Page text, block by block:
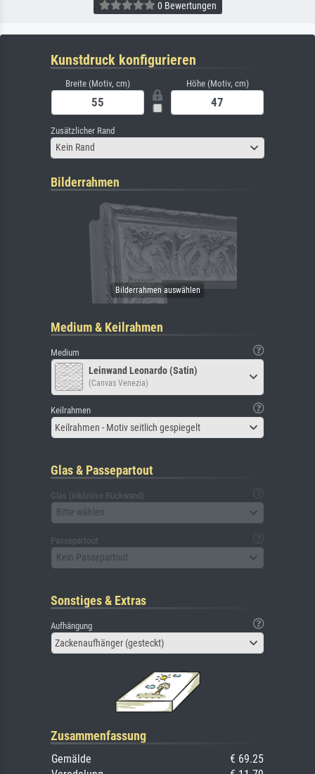
0 Bewertungen
Kunstdruck konfigurieren
Breite (Motiv, cm) Höhe (Motiv, cm)
Zusätzlicher Rand
Kein Rand
Bilderrahmen
Medium & Keilrahmen
Medium
Leinwand Leonardo (Satin)
(Canvas Venezia)
Keilrahmen
Keilrahmen - Motiv seitlich gespiegelt
Glas & Passepartout
Glas (inklusive Rückwand)
Bitte wählen
Passepartout
Kein Passepartout
Sonstiges & Extras
Aufhängung
Zackenaufhänger (gesteckt)
Zusammenfassung
Gemälde
€ 69.25